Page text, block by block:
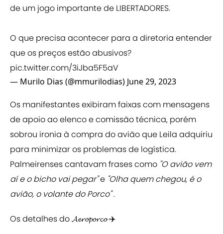
de um jogo importante de LIBERTADORES.
O que precisa acontecer para a diretoria entender
que os preços estão abusivos?
pic.twitter.com/3iJba5F5aV
— Murilo Dias (@mmurilodias) June 29, 2023
Os manifestantes exibiram faixas com mensagens
de apoio ao elenco e comissão técnica, porém
sobrou ironia à compra doavião que Leila adquiriu
para minimizar os problemas de logística.
Palmeirenses cantavam frases como "O avião vem
aí e o bicho vai pegar"e "Olha quem chegou, é o
avião, o volante do Porco".
Os detalhes do 𝓐𝓮𝓻𝓸𝓹𝓸𝓻𝓬𝓸 ✈️